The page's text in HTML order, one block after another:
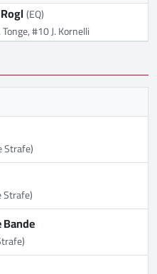
(EQ)
#10 J. Kornelli
Strafe)
Strafe)
Bande